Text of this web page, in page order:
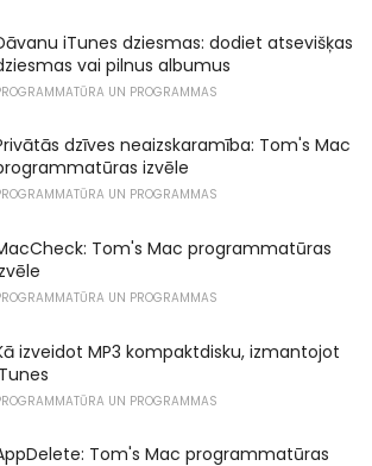
iTunes dziesmas: dodiet atsevišķas
vai pilnus albumus
UN PROGRAMMAS
dzīves neaizskaramība: Tom's Mac
izvēle
UN PROGRAMMAS
Tom's Mac programmatūras
UN PROGRAMMAS
izveidot MP3 kompaktdisku, izmantojot
UN PROGRAMMAS
Tom's Mac programmatūras